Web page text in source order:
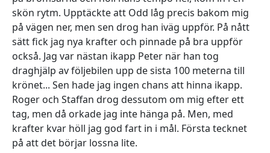
skön rytm. Upptäckte att Odd låg precis bakom mig
på vägen ner, men sen drog han iväg uppför. På nått
sätt fick jag nya krafter och pinnade på bra uppför
också. Jag var nästan ikapp Peter när han tog
draghjälp av följebilen upp de sista 100 meterna till
krönet... Sen hade jag ingen chans att hinna ikapp.
Roger och Staffan drog dessutom om mig efter ett
tag, men då orkade jag inte hänga på. Men, med
krafter kvar höll jag god fart in i mål. Första tecknet
på att det börjar lossna lite.